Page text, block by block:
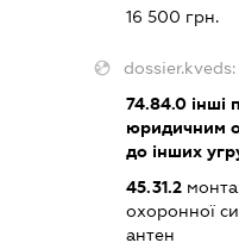
16 500 грн.
dossier.kveds:
74.84.0інші
юридичним
до інших
45.31.2
охоронної
антен